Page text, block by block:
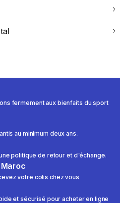
fermement aux bienfaits du sport
au minimum deux ans.
politique de retour et d'échange.
votre colis chez vous
et sécurisé pour acheter en ligne